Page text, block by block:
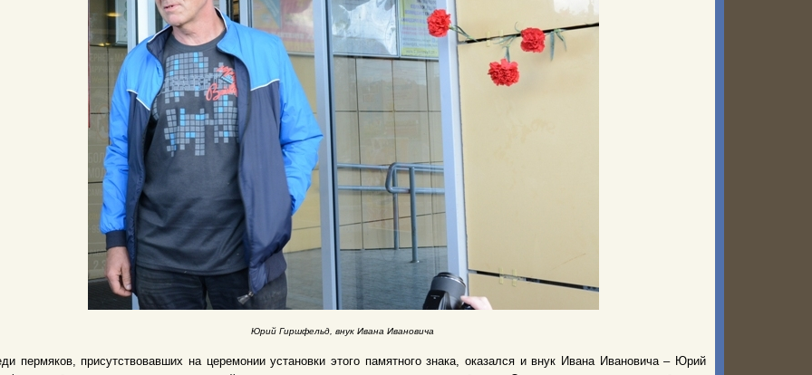
Юрий Гиршфельд, внук Ивана Ивановича
пермяков, присутствовавших на церемонии установки этого памятного знака, оказался и внук Ивана Ивановича – Юрий